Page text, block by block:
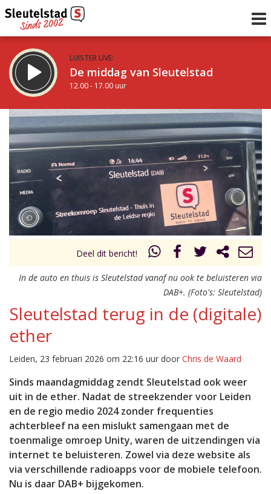
LUISTER LIVE:
De middag van Sleutelstad
12.00 - 17.00 uur
STRAKS:
Sleutelstad 30
17.00 - 19.00 uur
Vorig uur
uur 1 van 0 Volgend uur
Deel dit bericht!
In de auto en thuis is Sleutelstad vanaf nu ook te beluisteren via
DAB+. (Foto's: Sleutelstad)
Sleutelstad terug in de (digitale)
ether
Leiden, 23 februari 2026 om 22:16 uur door Chris de Waard
Sinds maandagmiddag zendt Sleutelstad ook weer
uit in de ether. Nadat de streekzender voor Leiden
en de regio medio 2024 zonder frequenties
achterbleef na een mislukt samengaan met de
toenmalige omroep Unity, waren de uitzendingen via
internet te beluisteren. Zowel via deze website als
via verschillende radioapps voor de mobiele telefoon.
Nu is daar DAB+ bijgekomen.